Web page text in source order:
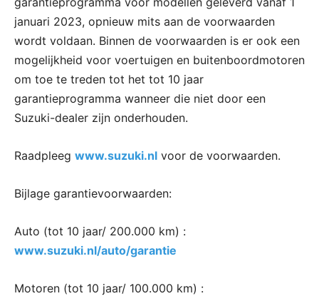
januari 2023, opnieuw mits aan de voorwaarden
wordt voldaan. Binnen de voorwaarden is er ook een
mogelijkheid voor voertuigen en buitenboordmotoren
om toe te treden tot het tot 10 jaar
garantieprogramma wanneer die niet door een
Suzuki-dealer zijn onderhouden.
Raadpleeg www.suzuki.nl voor de voorwaarden.
Bijlage garantievoorwaarden:
Auto (tot 10 jaar/ 200.000 km) :
www.suzuki.nl/auto/garantie
Motoren (tot 10 jaar/ 100.000 km) :